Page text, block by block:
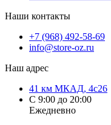
Наши контакты
+7 (968) 492-58-69
info@store-oz.ru
Наш адрес
41 км МКАД, 4с26
C 9:00 до 20:00
Ежедневно